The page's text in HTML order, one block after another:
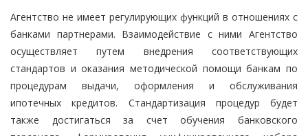
Агентство не имеет регулирующих функций в отношениях с
банками партнерами. Взаимодействие с ними Агентство
осуществляет путем внедрения соответствующих
стандартов и оказания методической помощи банкам по
процедурам выдачи, оформления и обслуживания
ипотечных кредитов. Стандартизация процедур будет
также достигаться за счет обучения банковского